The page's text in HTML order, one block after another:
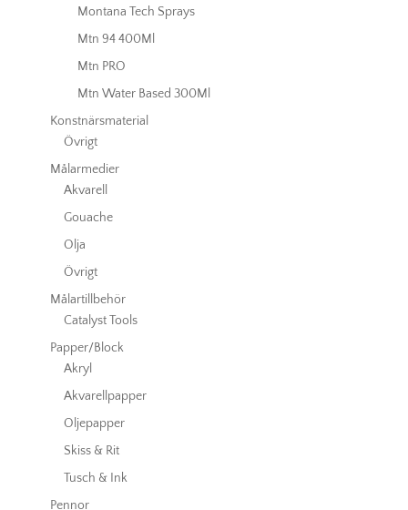
Montana Tech Sprays
Mtn 94 400Ml
Mtn PRO
Mtn Water Based 300Ml
Konstnärsmaterial
Övrigt
Målarmedier
Akvarell
Gouache
Olja
Övrigt
Målartillbehör
Catalyst Tools
Papper/Block
Akryl
Akvarellpapper
Oljepapper
Skiss & Rit
Tusch & Ink
Pennor